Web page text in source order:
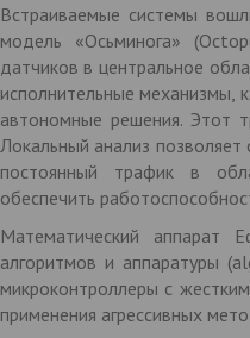
Встраиваемые системы
модель «Осьминога»
датчиков в центральное
исполнительные механизмы,
автономные решения. Этот
Локальный анализ
постоянный трафик в
обеспечить
Математический аппарат
алгоритмов и аппаратуры
микроконтроллеры с
применения агрессивных